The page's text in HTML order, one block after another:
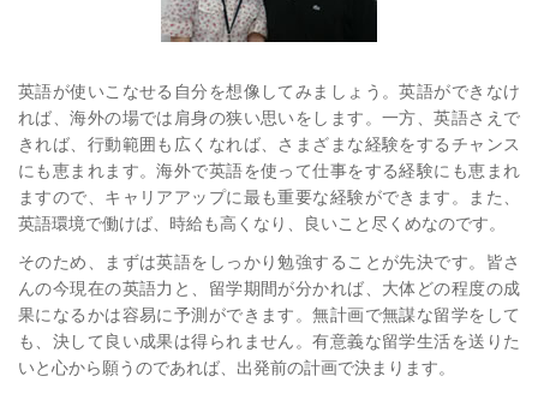
英語が使いこなせる自分を想像してみましょう。英語ができなけ
れば、海外の場では肩身の狭い思いをします。一方、英語さえで
きれば、行動範囲も広くなれば、さまざまな経験をするチャンス
にも恵まれます。海外で英語を使って仕事をする経験にも恵まれ
ますので、キャリアアップに最も重要な経験ができます。また、
英語環境で働けば、時給も高くなり、良いこと尽くめなのです。
そのため、まずは英語をしっかり勉強することが先決です。皆さ
んの今現在の英語力と、留学期間が分かれば、大体どの程度の成
果になるかは容易に予測ができます。無計画で無謀な留学をして
も、決して良い成果は得られません。有意義な留学生活を送りた
いと心から願うのであれば、出発前の計画で決まります。